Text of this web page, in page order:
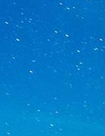
حجز موعد
الفتوى الهاتفية
مَواقِيتُ